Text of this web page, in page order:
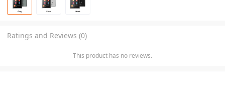
Ratings and Reviews (0)
This product has no reviews.